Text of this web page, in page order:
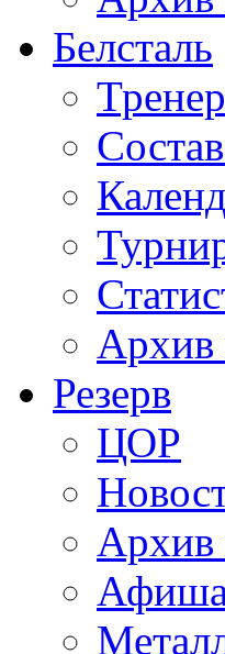
Белсталь
Архив
Резерв
ЦОР
Архив